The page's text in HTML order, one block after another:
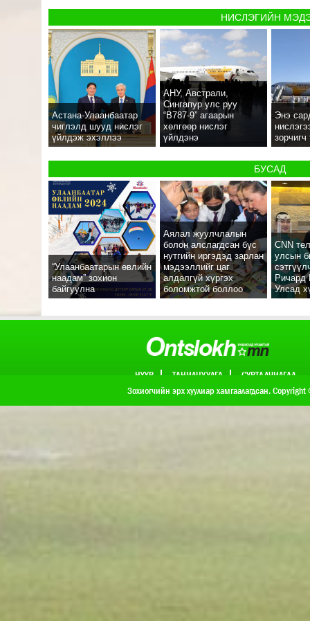
НИСЛЭГИЙН
Астана-Улаанбаатар
чиглэлд шууд нислэг
үйлдэж эхэллээ
АНУ, Австрали,
Сингапур улс руу
“В787-9” агаарын
хөлгөөр нислэг
үйлдэнэ
Энэ
БУСАД
“Улаанбаатарын өвлийн
наадам” зохион
байгуулна
Аялал жуулчлалын
болон алслагдсан бүс
нутгийн иргэдэд зарлан
мэдээллийг цаг
алдалгүй хүргэх
боломжтой боллоо
CNN
улсын
Ричард
Улсад
НҮҮР ТАНИЛЦУУЛГА СУРТАЛЧИЛГАА
ХОЛБОО БАРИХ
Зохиогчийн эрх хуулиар хамгаалагдсан.